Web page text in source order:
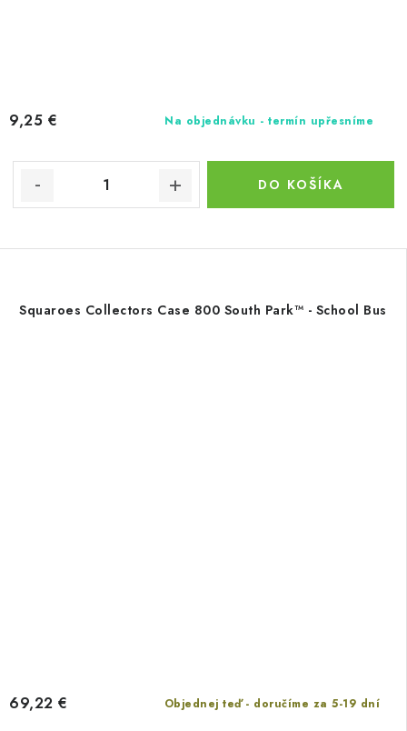
Na objednávku - termín upřesníme
9,25 €
DO KOŠÍKA
Squaroes Collectors Case 800 South Park™ - School Bus
Objednej teď - doručíme za 5-19 dní
69,22 €